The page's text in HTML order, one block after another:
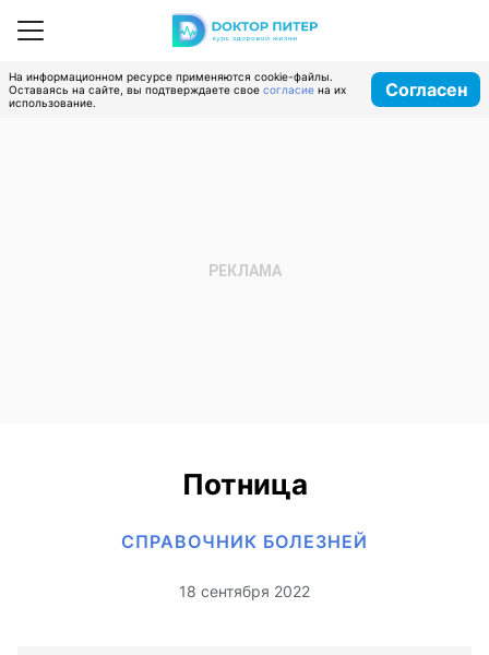
На информационном ресурсе применяются cookie-файлы.
Оставаясь на сайте, вы подтверждаете свое согласие на их
использование.
Согласен
Потница
СПРАВОЧНИК БОЛЕЗНЕЙ
18 сентября 2022